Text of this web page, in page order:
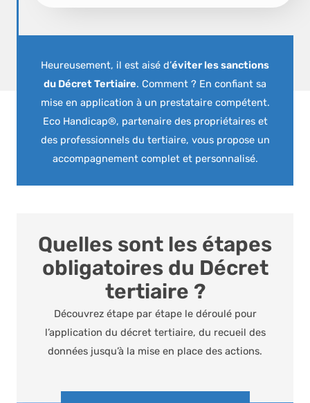
Heureusement, il est aisé d’éviter les sanctions
du Décret Tertiaire. Comment ? En confiant sa
mise en application à un prestataire compétent.
Eco Handicap®, partenaire des propriétaires et
des professionnels du tertiaire, vous propose un
accompagnement complet et personnalisé.
Quelles sont les étapes
obligatoires du Décret
tertiaire ?
Découvrez étape par étape le déroulé pour
l’application du décret tertiaire, du recueil des
données jusqu’à la mise en place des actions.